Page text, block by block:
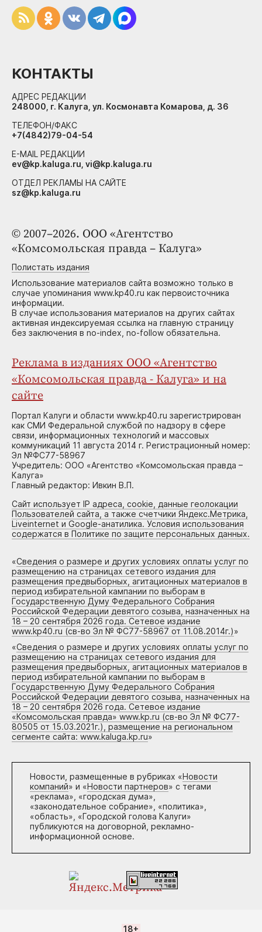
© 2007–2026. ООО «Агентство
«Комсомольская правда – Калуга»
Полистать издания
Использование материалов сайта возможно только в
случае упоминания www.kp40.ru как первоисточника
информации.
В случае использования материалов на других сайтах
активная индексируемая ссылка на главную страницу
без заключения в no-index, no-follow обязательна.
Реклама в изданиях ООО «Агентство
«Комсомольская правда - Калуга» и на
сайте
Портал Калуги и области www.kp40.ru зарегистрирован
как СМИ Федеральной службой по надзору в сфере
связи, информационных технологий и массовых
коммуникаций 11 августа 2014 г. Регистрационный номер:
Эл №ФС77-58967
Учредитель: ООО «Агентство «Комсомольская правда –
Калуга»
Главный редактор: Ивкин В.П.
Сайт использует IP адреса, cookie, данные геолокации
Пользователей сайта, а также счетчики Яндекс.Метрика,
Liveinternet и Google-анатилика. Условия использования
содержатся в Политике по защите персональных данных.
«Сведения о размере и других условиях оплаты услуг по
размещению на страницах сетевого издания для
размещения предвыборных, агитационных материалов в
период избирательной кампании по выборам в
Государственную Думу Федерального Собрания
Российской Федерации девятого созыва, назначенных на
18 – 20 сентября 2026 года. Сетевое издание
www.kp40.ru (св-во Эл № ФС77-58967 от 11.08.2014г.)»
«Сведения о размере и других условиях оплаты услуг по
размещению на страницах сетевого издания для
размещения предвыборных, агитационных материалов в
период избирательной кампании по выборам в
Государственную Думу Федерального Собрания
Российской Федерации девятого созыва, назначенных на
18 – 20 сентября 2026 года. Сетевое издание
«Комсомольская правда» www.kp.ru (св-во Эл № ФС77-
80505 от 15.03.2021г.), размещение на региональном
сегменте сайта: www.kaluga.kp.ru»
Новости, размещенные в рубриках «Новости
компаний» и «Новости партнеров» с тегами
«реклама», «городская дума»,
«законодательное собрание», «политика»,
«область», «Городской голова Калуги»
публикуются на договорной, рекламно-
информационной основе.
КОНТАКТЫ
АДРЕС РЕДАКЦИИ
248000, г. Калуга, ул. Космонавта Комарова, д. 36
ТЕЛЕФОН/ФАКС
+7(4842)79-04-54
E-MAIL РЕДАКЦИИ
ev@kp.kaluga.ru, vi@kp.kaluga.ru
ОТДЕЛ РЕКЛАМЫ НА САЙТЕ
sz@kp.kaluga.ru
18+